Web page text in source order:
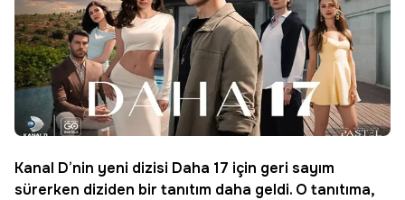
Kanal D’nin yeni dizisi Daha 17 için geri sayım
sürerken diziden bir tanıtım daha geldi. O tanıtıma,